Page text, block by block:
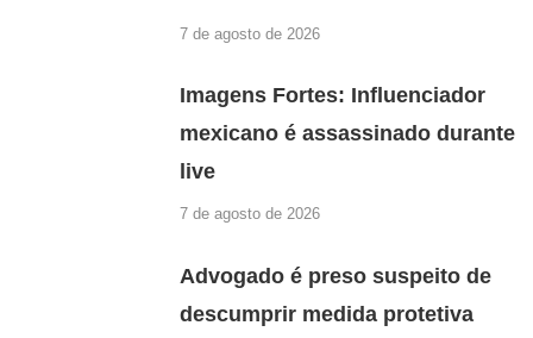
7 de agosto de 2026
Imagens Fortes: Influenciador
mexicano é assassinado durante
live
7 de agosto de 2026
Advogado é preso suspeito de
descumprir medida protetiva